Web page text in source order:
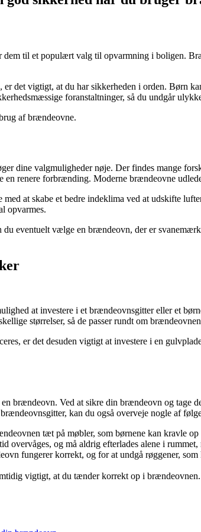
til et populært valg til opvarmning i boligen.
det vigtigt, at du har sikkerheden i orden. Børn
foranstaltninger, så du undgår
af brændeovne.
dine valgmuligheder nøje. Der findes mange
en renere forbrænding. Moderne brændeovne
at skabe et bedre indeklima ved at udskifte
opvarmes.
eventuelt vælge en brændeovn, der er
at investere i et brændeovnsgitter eller et
størrelser, så de passer rundt om
er det desuden vigtigt at investere i en
brændeovn. Ved at sikre din brændeovn og tage
kan du også overveje nogle af
tæt på møbler, som børnene kan kravle
overvåges, og må aldrig efterlades alene i
fungerer korrekt, og for at undgå røggener,
vigtigt, at du tænder korrekt op i